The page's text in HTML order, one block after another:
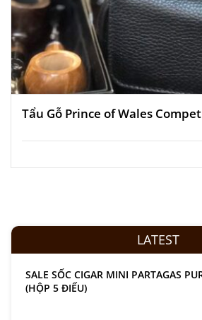
Tẩu Gỗ Prince of Wales
LATEST
SALE SỐC CIGAR MINI PARTAGAS
(HỘP 5 ĐIẾU)